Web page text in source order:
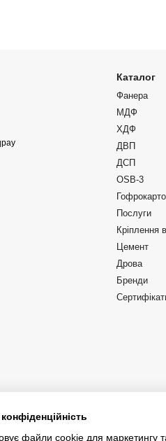
Каталог
Фанера
МДФ
ХДФ
ДВП
ДСП
OSB-3
Послуги
Кріплення
Цемент
Дрова
Бренди
файли cookie для маркетингу